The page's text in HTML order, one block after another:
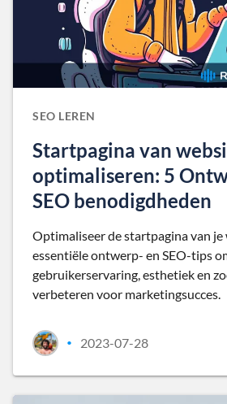
SEO LEREN
Startpagina van
optimaliseren: 5
SEO benodigdheden
Optimaliseer de startpagina van
essentiële ontwerp- en SEO-tips
gebruikerservaring, esthetiek en
verbeteren voor marketingsucces.
• 2023-07-28